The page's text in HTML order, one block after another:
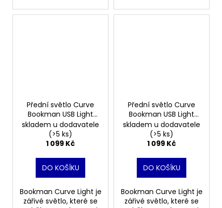
Přední světlo Curve
Bookman USB Light
Blue
skladem u dodavatele
(>5 ks)
1 099 Kč
DO KOŠÍKU
Bookman Curve Light je
zářivé světlo, které se
Přední světlo Curve
Bookman USB Light
Beige
skladem u dodavatele
(>5 ks)
1 099 Kč
DO KOŠÍKU
Bookman Curve Light je
zářivé světlo, které se